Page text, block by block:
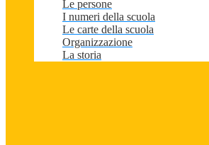
Le persone
I numeri della scuola
Le carte della scuola
Organizzazione
La storia